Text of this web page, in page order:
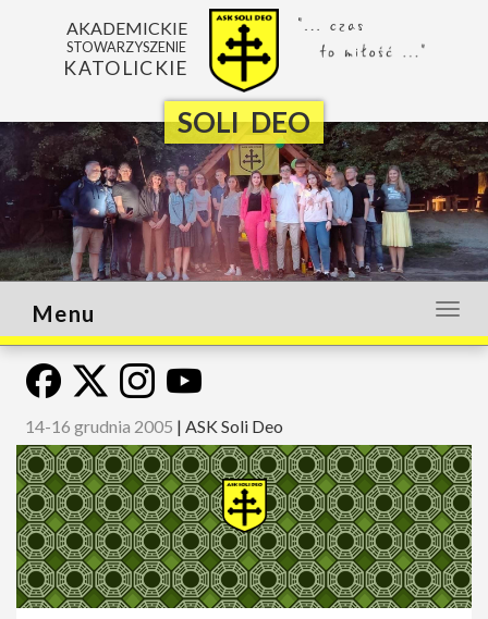
SOLI DEO
AKADEMICKIE
STOWARZYSZENIE
KATOLICKIE
lub
Menu
14-16 grudnia 2005 | ASK Soli Deo